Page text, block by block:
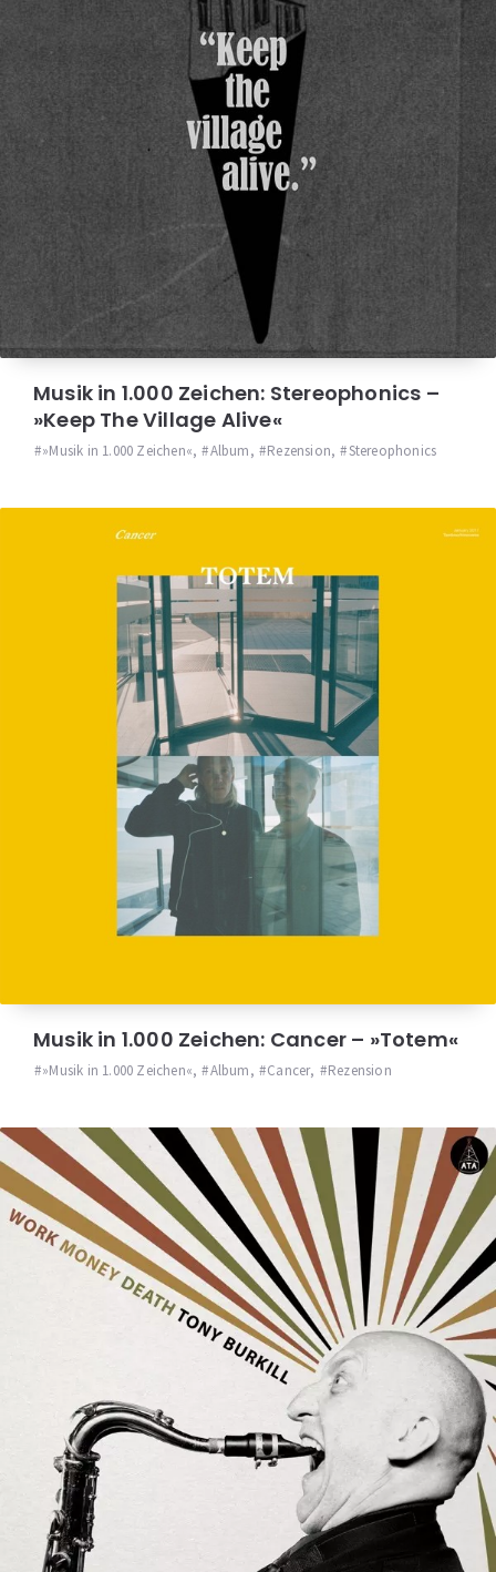
Musik in 1.000 Zeichen: Stereophonics –
»Keep The Village Alive«
»Musik in 1.000 Zeichen«, Album, Rezension, Stereophonics
Musik in 1.000 Zeichen: Cancer – »Totem«
»Musik in 1.000 Zeichen«, Album, Cancer, Rezension